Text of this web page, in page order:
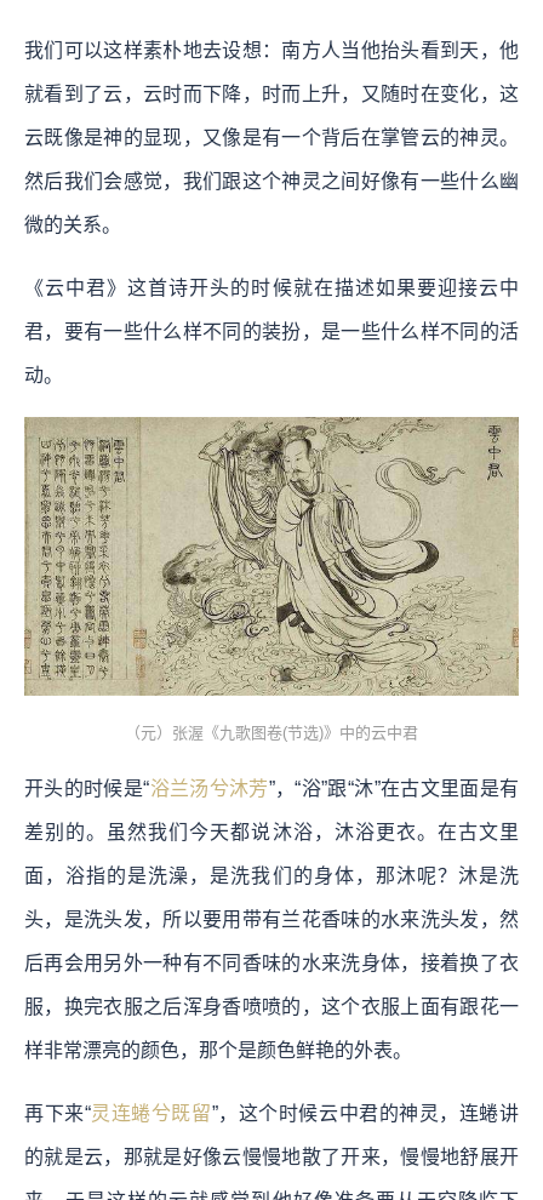
我们可以这样素朴地去设想：南方人当他抬头看到天，他
就看到了云，云时而下降，时而上升，又随时在变化，这
云既像是神的显现，又像是有一个背后在掌管云的神灵。
然后我们会感觉，我们跟这个神灵之间好像有一些什么幽
微的关系。
《云中君》这首诗开头的时候就在描述如果要迎接云中
君，要有一些什么样不同的装扮，是一些什么样不同的活
动。
（元）张渥《九歌图卷(节选)》中的云中君
开头的时候是“浴兰汤兮沐芳”，“浴”跟“沐”在古文里面是有
差别的。虽然我们今天都说沐浴，沐浴更衣。在古文里
面，浴指的是洗澡，是洗我们的身体，那沐呢？沐是洗
头，是洗头发，所以要用带有兰花香味的水来洗头发，然
后再会用另外一种有不同香味的水来洗身体，接着换了衣
服，换完衣服之后浑身香喷喷的，这个衣服上面有跟花一
样非常漂亮的颜色，那个是颜色鲜艳的外表。
再下来“灵连蜷兮既留”，这个时候云中君的神灵，连蜷讲
的就是云，那就是好像云慢慢地散了开来，慢慢地舒展开